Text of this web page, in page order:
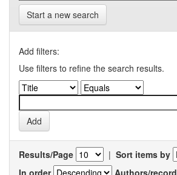
Start a new search
Add filters:
Use filters to refine the search results.
Results/Page | Sort items by
In order
Authors/record